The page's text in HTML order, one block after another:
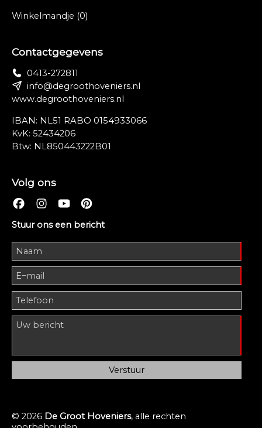
Winkelmandje (0)
Contactgegevens
0413-272811
info@degroothoveniers.nl
www.degroothoveniers.nl
IBAN: NL51 RABO 0154933066
KvK: 52434206
Btw: NL850443222B01
Volg ons
Stuur ons een bericht
© 2026 De Groot Hoveniers, alle rechten